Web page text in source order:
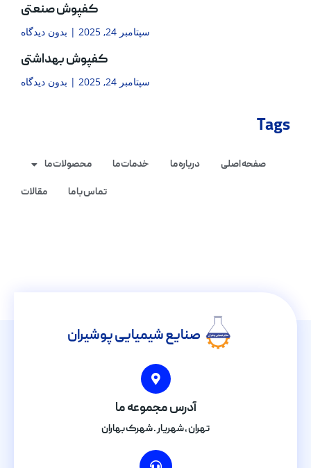
کفپوش صنعتی
سپتامبر 24, 2025 بدون دیدگاه
کفپوش بهداشتی
سپتامبر 24, 2025 بدون دیدگاه
Tags
صفحه اصلی درباره ما خدمات ما
محصولات ما
تماس با ما
مقالات
صنایع شیمیایی پوشیران
آدرس مجموعه ما
تهران , شهریار . شهرک بهاران